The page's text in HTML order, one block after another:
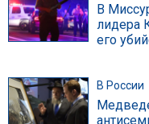
В
лидера
его
В России